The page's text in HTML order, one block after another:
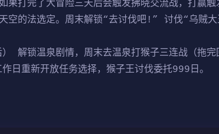
果打完了大冒险三天后会触发拂晓交流战，打赢触
空的法选定。周末解锁“去讨伐吧!” 讨伐“乌贼
解锁温泉剧情，周末去温泉打猴子三连战（拖
日重新开放任务选择，猴子王讨伐委托999日。